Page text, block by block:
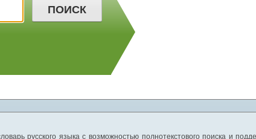
русского языка с возможностью полнотекстового поиска и